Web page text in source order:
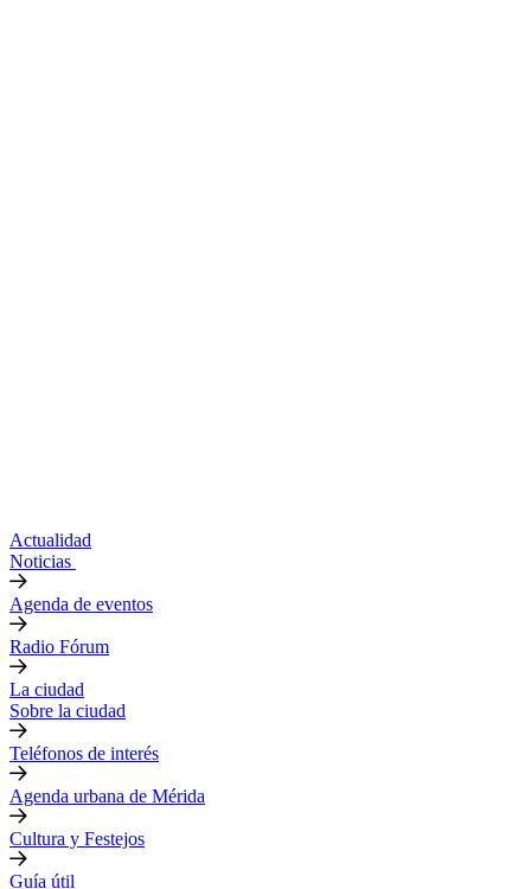
Actualidad
Noticias
Agenda de eventos
Radio Fórum
La ciudad
Sobre la ciudad
Teléfonos de interés
Agenda urbana de Mérida
Cultura y Festejos
Guía útil